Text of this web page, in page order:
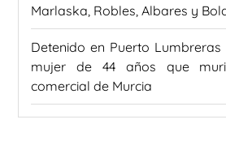
Marlaska, Robles, Albares y
Detenido en Puerto
mujer de 44 años que
comercial de Murcia